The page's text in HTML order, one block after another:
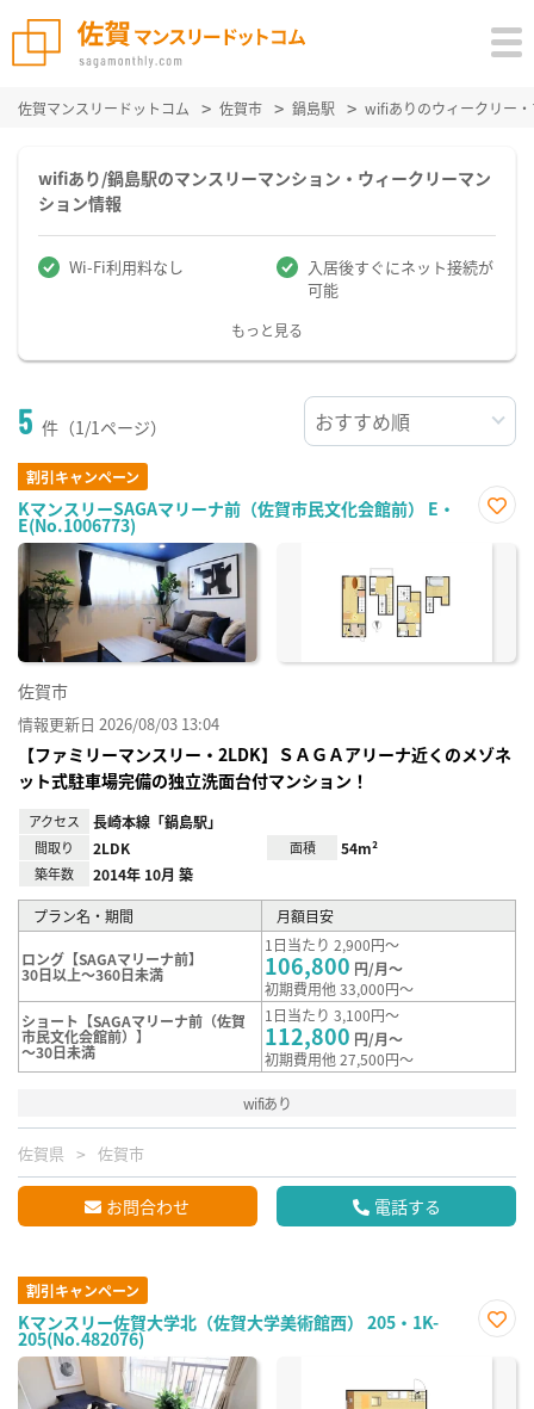
佐賀マンスリードットコム 佐賀市 鍋島駅 wifiありのウィークリー
wifiあり/鍋島駅のマンスリーマンション・ウィークリーマン
ション情報
Wi-Fi利用料なし
入居後すぐにネット接続が
可能
もっと見る
5 件（1/1ページ）
割引キャンペーン
KマンスリーSAGAマリーナ前（佐賀市民文化会館前） E・
E(No.1006773)
に入
佐賀市
情報更新日 2026/08/03 13:04
【ファミリーマンスリー・2LDK】ＳＡＧＡアリーナ近くのメゾネ
ット式駐車場完備の独立洗面台付マンション！
アクセス 長崎本線「鍋島駅」
間取り 2LDK 面積 54m²
築年数 2014年 10月 築
プラン名・期間 月額目安
ロング【SAGAマリーナ前】
30日以上～360日未満
1日当たり 2,900円～
106,800 円/月～
初期費用他 33,000円～
ショート【SAGAマリーナ前（佐賀
市民文化会館前）】
～30日未満
1日当たり 3,100円～
112,800 円/月～
初期費用他 27,500円～
wifiあり
佐賀県 佐賀市
お問合わせ 電話する
割引キャンペーン
Kマンスリー佐賀大学北（佐賀大学美術館西） 205・1K-
205(No.482076)
に入